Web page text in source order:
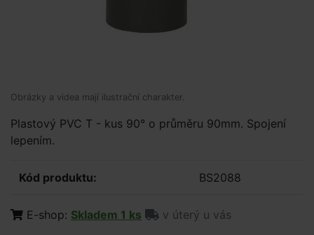
Obrázky a videa mají ilustrační charakter.
Plastový PVC T - kus 90° o průměru 90mm. Spojení
lepením.
Kód produktu: BS2088
E-shop: Skladem 1 ks
v úterý u vás